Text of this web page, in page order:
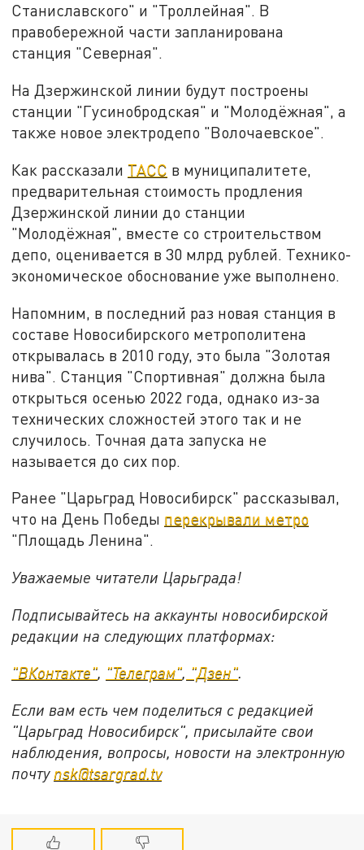
Станиславского" и "Троллейная". В
правобережной части запланирована
станция "Северная".
На Дзержинской линии будут построены
станции "Гусинобродская" и "Молодёжная", а
также новое электродепо "Волочаевское".
Как рассказали ТАСС в муниципалитете,
предварительная стоимость продления
Дзержинской линии до станции
"Молодёжная", вместе со строительством
депо, оценивается в 30 млрд рублей. Технико-
экономическое обоснование уже выполнено.
Напомним, в последний раз новая станция в
составе Новосибирского метрополитена
открывалась в 2010 году, это была "Золотая
нива". Станция "Спортивная" должна была
открыться осенью 2022 года, однако из-за
технических сложностей этого так и не
случилось. Точная дата запуска не
называется до сих пор.
Ранее "Царьград Новосибирск" рассказывал,
что на День Победы перекрывали метро
"Площадь Ленина".
Уважаемые читатели Царьграда!
Подписывайтесь на аккаунты новосибирской
редакции на следующих платформах:
"ВКонтакте", "Телеграм", "Дзен".
Если вам есть чем поделиться с редакцией
"Царьград Новосибирск", присылайте свои
наблюдения, вопросы, новости на электронную
почту nsk@tsargrad.tv